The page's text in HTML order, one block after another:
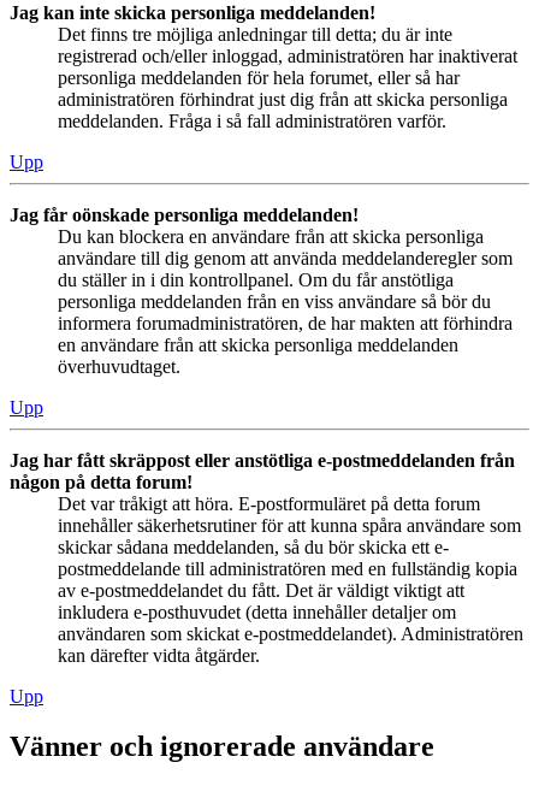
Jag kan inte skicka personliga meddelanden!
Det finns tre möjliga anledningar till detta; du är inte
registrerad och/eller inloggad, administratören har inaktiverat
personliga meddelanden för hela forumet, eller så har
administratören förhindrat just dig från att skicka personliga
meddelanden. Fråga i så fall administratören varför.
Upp
Jag får oönskade personliga meddelanden!
Du kan blockera en användare från att skicka personliga
användare till dig genom att använda meddelanderegler som
du ställer in i din kontrollpanel. Om du får anstötliga
personliga meddelanden från en viss användare så bör du
informera forumadministratören, de har makten att förhindra
en användare från att skicka personliga meddelanden
överhuvudtaget.
Upp
Jag har fått skräppost eller anstötliga e-postmeddelanden från
någon på detta forum!
Det var tråkigt att höra. E-postformuläret på detta forum
innehåller säkerhetsrutiner för att kunna spåra användare som
skickar sådana meddelanden, så du bör skicka ett e-
postmeddelande till administratören med en fullständig kopia
av e-postmeddelandet du fått. Det är väldigt viktigt att
inkludera e-posthuvudet (detta innehåller detaljer om
användaren som skickat e-postmeddelandet). Administratören
kan därefter vidta åtgärder.
Upp
Vänner och ignorerade användare